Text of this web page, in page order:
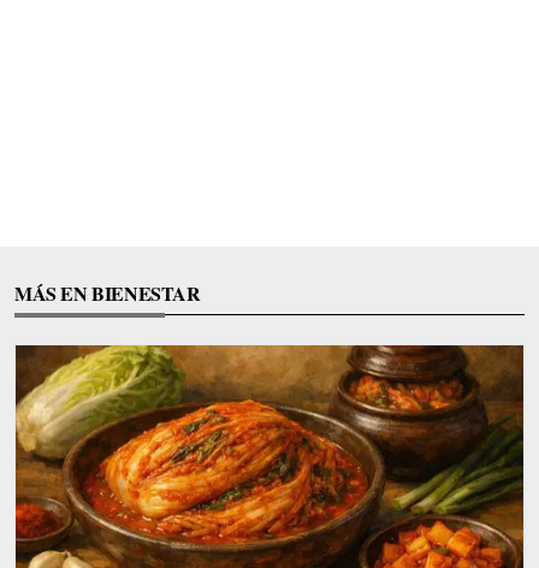
MÁS EN BIENESTAR